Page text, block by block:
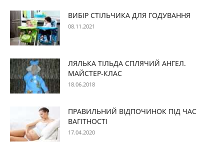
ВИБІР СТІЛЬЧИКА ДЛЯ ГОДУВАННЯ
08.11.2021
ЛЯЛЬКА ТІЛЬДА СПЛЯЧИЙ АНГЕЛ.
МАЙСТЕР-КЛАС
18.06.2018
ПРАВИЛЬНИЙ ВІДПОЧИНОК ПІД ЧАС
ВАГІТНОСТІ
17.04.2020